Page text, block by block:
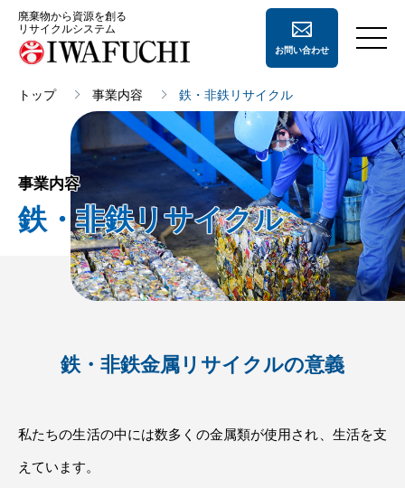
廃棄物から資源を創る
リサイクルシステム
会社案内
会社案内
経営理念
会社概要
沿革
CSR活動
事業内容
ペーパーリサイクル
ペットボトルリサイクル
鉄・非鉄リサイクル
トランスポート
採用情報
地域住民の方へ
よくあるご質問
お問い合わせ
トップ 事業内容 鉄・非鉄リサイクル
事業内容
鉄・非鉄リサイクル
鉄・非鉄金属リサイクルの意義
私たちの生活の中には数多くの金属類が使用され、生活を支
えています。